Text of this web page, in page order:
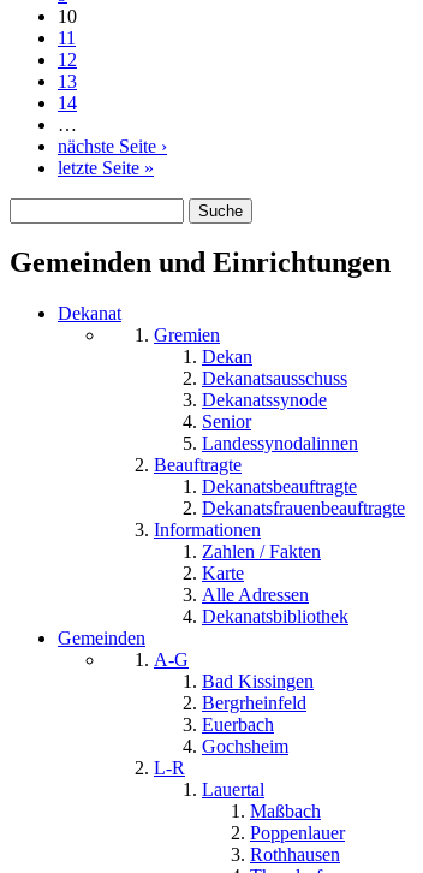
10
11
12
13
14
…
nächste Seite ›
letzte Seite »
Gemeinden und Einrichtungen
Dekanat
Gremien
Dekan
Dekanatsausschuss
Dekanatssynode
Senior
Landessynodalinnen
Beauftragte
Dekanatsbeauftragte
Dekanatsfrauenbeauftragte
Informationen
Zahlen / Fakten
Karte
Alle Adressen
Dekanatsbibliothek
Gemeinden
A-G
Bad Kissingen
Bergrheinfeld
Euerbach
Gochsheim
L-R
Lauertal
Maßbach
Poppenlauer
Rothhausen